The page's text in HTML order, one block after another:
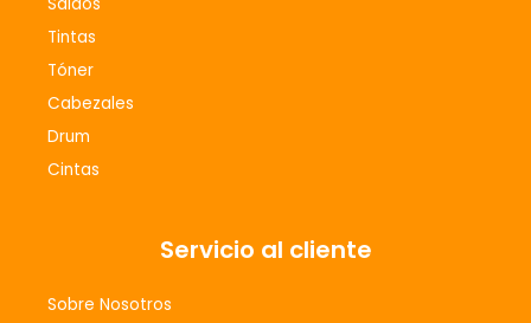
Saldos
Tintas
Tóner
Cabezales
Drum
Cintas
Servicio al cliente
Sobre Nosotros